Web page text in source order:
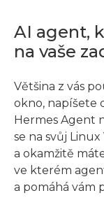
AI agent,
na vaše
Většina z vás
okno, napíšete
Hermes Agent
se na svůj
a okamžitě
ve kterém
a pomáhá vám